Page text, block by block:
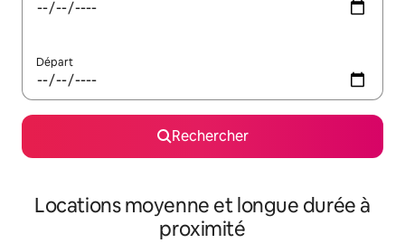
Départ
Rechercher
Locations moyenne et longue durée à
proximité